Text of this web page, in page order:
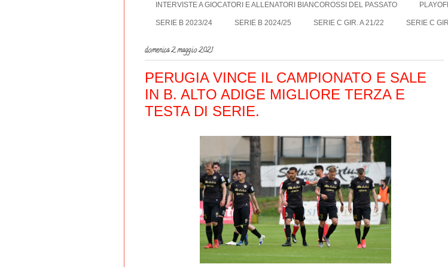
INTERVISTE A GIOCATORI E ALLENATORI BIANCOROSSI DEL PASSATO
SERIE B 2023/24 SERIE B 2024/25 SERIE C GIR. A 21/22 SERIE C
domenica 2 maggio 2021
PERUGIA VINCE IL CAMPIONATO E SALE
IN B. ALTO ADIGE MIGLIORE TERZA E
TESTA DI SERIE.